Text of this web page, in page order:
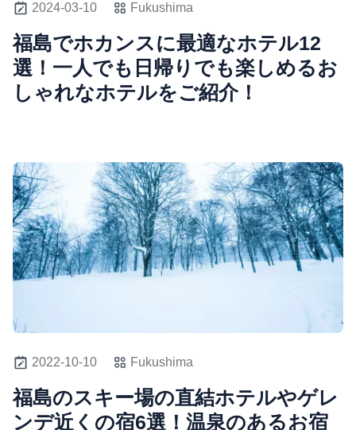
2024-03-10 Fukushima
福島でホカンスに最適なホテル12
選！一人でも日帰りでも楽しめるお
しゃれなホテルをご紹介！
2022-10-10 Fukushima
福島のスキー場の直結ホテルやゲレ
ンデ近くの宿6選！温泉のあるお宿